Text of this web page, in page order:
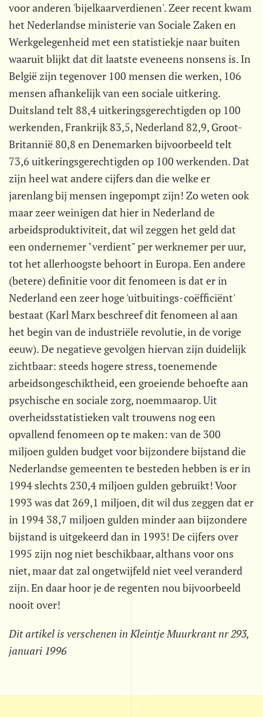
voor anderen 'bijelkaarverdienen'. Zeer recent kwam
het Nederlandse ministerie van Sociale Zaken en
Werkgelegenheid met een statistiekje naar buiten
waaruit blijkt dat dit laatste eveneens nonsens is. In
België zijn tegenover 100 mensen die werken, 106
mensen afhankelijk van een sociale uitkering.
Duitsland telt 88,4 uitkeringsgerechtigden op 100
werkenden, Frankrijk 83,5, Nederland 82,9, Groot-
Britannië 80,8 en Denemarken bijvoorbeeld telt
73,6 uitkeringsgerechtigden op 100 werkenden. Dat
zijn heel wat andere cijfers dan die welke er
jarenlang bij mensen ingepompt zijn! Zo weten ook
maar zeer weinigen dat hier in Nederland de
arbeidsproduktiviteit, dat wil zeggen het geld dat
een ondernemer "verdient" per werknemer per uur,
tot het allerhoogste behoort in Europa. Een andere
(betere) definitie voor dit fenomeen is dat er in
Nederland een zeer hoge 'uitbuitings-coëfficiënt'
bestaat (Karl Marx beschreef dit fenomeen al aan
het begin van de industriële revolutie, in de vorige
eeuw). De negatieve gevolgen hiervan zijn duidelijk
zichtbaar: steeds hogere stress, toenemende
arbeidsongeschiktheid, een groeiende behoefte aan
psychische en sociale zorg, noemmaarop. Uit
overheidsstatistieken valt trouwens nog een
opvallend fenomeen op te maken: van de 300
miljoen gulden budget voor bijzondere bijstand die
Nederlandse gemeenten te besteden hebben is er in
1994 slechts 230,4 miljoen gulden gebruikt! Voor
1993 was dat 269,1 miljoen, dit wil dus zeggen dat er
in 1994 38,7 miljoen gulden minder aan bijzondere
bijstand is uitgekeerd dan in 1993! De cijfers over
1995 zijn nog niet beschikbaar, althans voor ons
niet, maar dat zal ongetwijfeld niet veel veranderd
zijn. En daar hoor je de regenten nou bijvoorbeeld
nooit over!
Dit artikel is verschenen in Kleintje Muurkrant nr 293,
januari 1996